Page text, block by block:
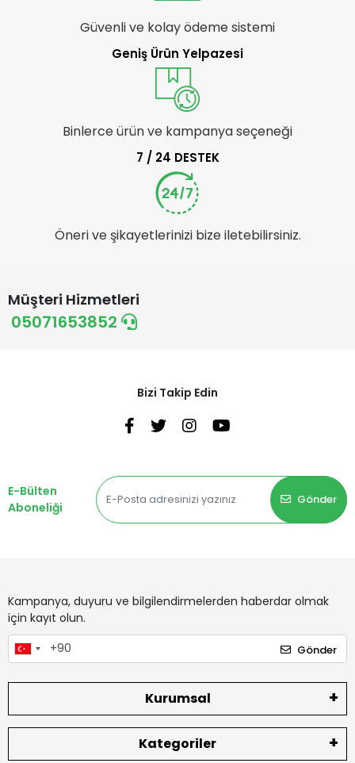
Güvenli ve kolay ödeme sistemi
Geniş Ürün Yelpazesi
Binlerce ürün ve kampanya seçeneği
7 / 24 DESTEK
Öneri ve şikayetlerinizi bize iletebilirsiniz.
Müşteri Hizmetleri
05071653852
Bizi Takip Edin
E-Bülten
Aboneliği
Gönder
Kampanya, duyuru ve bilgilendirmelerden haberdar olmak
için kayıt olun.
Gönder
Kurumsal
Kategoriler